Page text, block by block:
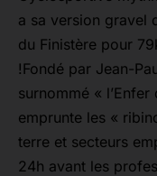
a sa version gravel
du Finistère pour
!Fondé par Jean-
surnommé « l’Enfer
emprunte les «
terre et secteurs
24h avant les